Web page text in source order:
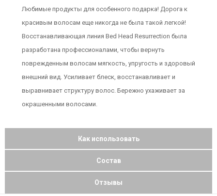
Любимые продукты для особенного подарка! Дорога к
красивым волосам еще никогда не была такой легкой!
Восстанавливающая линия Bed Head Resurrection была
разработана профессионалами, чтобы вернуть
поврежденным волосам мягкость, упругость и здоровый
внешний вид. Усиливает блеск, восстанавливает и
выравнивает структуру волос. Бережно ухаживает за
окрашенными волосами.
Как использовать
Состав
Отзывы